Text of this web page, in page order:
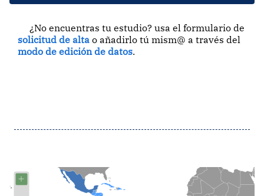
¿No encuentras tu estudio? usa el formulario de
solicitud de alta o añadirlo tú mism@ a través del
modo de edición de datos.